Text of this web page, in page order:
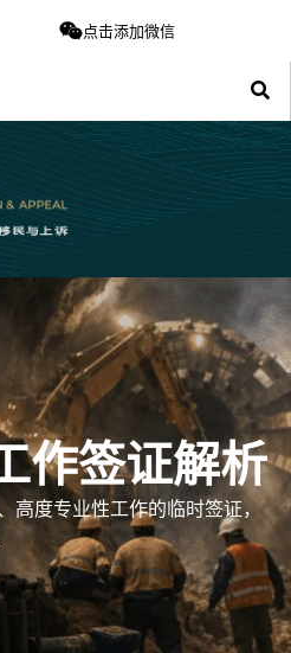
点击添加微信
作签证解析
高度专业性工作的临时签证，